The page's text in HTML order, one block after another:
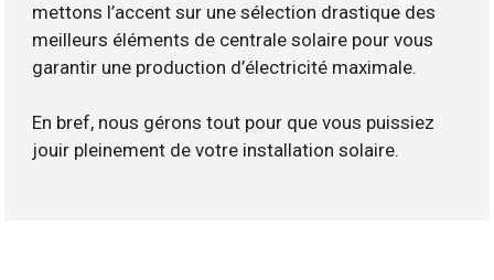
mettons l’accent sur une sélection drastique des
meilleurs éléments de centrale solaire pour vous
garantir une production d’électricité maximale.
En bref, nous gérons tout pour que vous puissiez
jouir pleinement de votre installation solaire.